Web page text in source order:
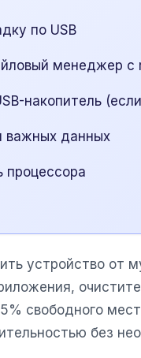
по USB
менеджер с
накопитель
важных данных
процессора
устройство от
свободного
без